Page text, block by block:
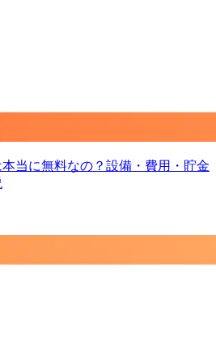
当に無料なの？設備・費用・貯金